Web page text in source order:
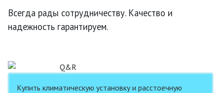
Всегда рады сотрудничеству. Качество и
надежность гарантируем.
Купить климатическую установку и расстоечную